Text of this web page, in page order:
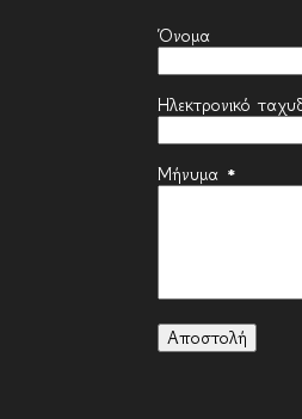
Όνομα
Ηλεκτρονικό
Μήνυμα *